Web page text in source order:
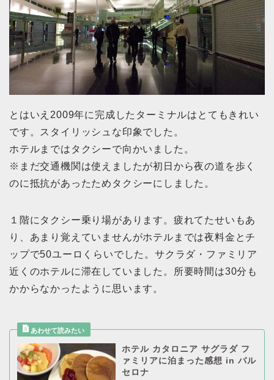
とはいえ2009年に完成したターミナルはとてもきれい
です。スタイリッシュな印象でした。
ホテルまではタクシーで向かいました。
※まだ交通機関は使えましたが初日から夜の道を歩く
のに抵抗があったためタクシーにしました。
１階にタクシー乗り場があります。疲れてたせいもあ
り、あまり覚えていませんがホテルまでは夜料金とチ
ップで50ユーロくらいでした。サクラダ・ファミリア
近くのホテルに滞在していました。所要時間は30分も
かからなかったように思います。
ホテル カタロニア サグラダ フ
ァミリアに泊まった感想 in バル
セロナ